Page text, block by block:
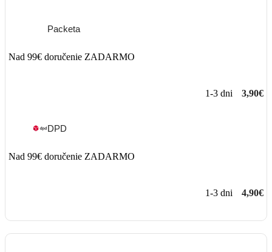
Packeta
Nad 99€ doručenie ZADARMO
1-3 dni 3,90€
DPD
Nad 99€ doručenie ZADARMO
1-3 dni 4,90€